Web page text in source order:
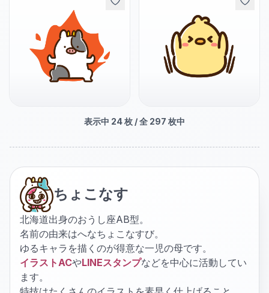
表示中 24枚 / 全 297 枚中
ちょこなす
北海道出身のおうし座AB型。
名前の由来はへなちょこなすび。
ゆるキャラを描くのが得意な一児の母です。
イラストACやLINEスタンプなどを中心に活動してい
ます。